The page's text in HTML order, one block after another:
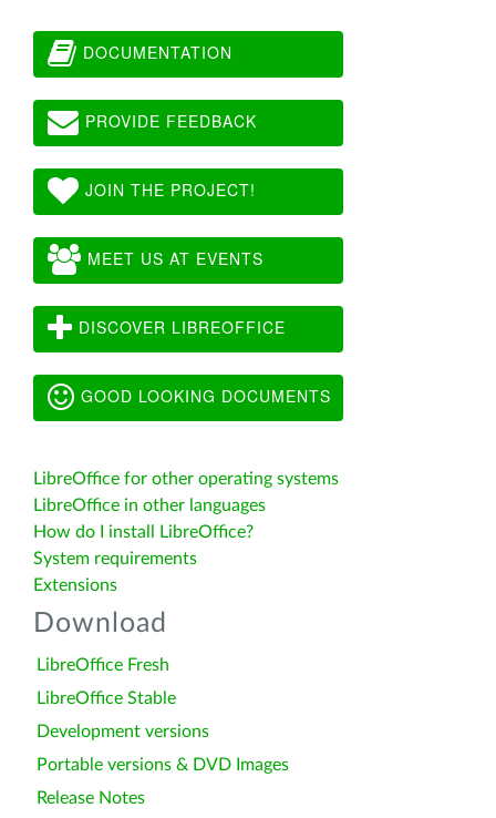
DOCUMENTATION
PROVIDE FEEDBACK
JOIN THE PROJECT!
MEET US AT EVENTS
DISCOVER LIBREOFFICE
GOOD LOOKING DOCUMENTS
LibreOffice for other operating systems
LibreOffice in other languages
How do I install LibreOffice?
System requirements
Extensions
Download
LibreOffice Fresh
LibreOffice Stable
Development versions
Portable versions & DVD Images
Release Notes